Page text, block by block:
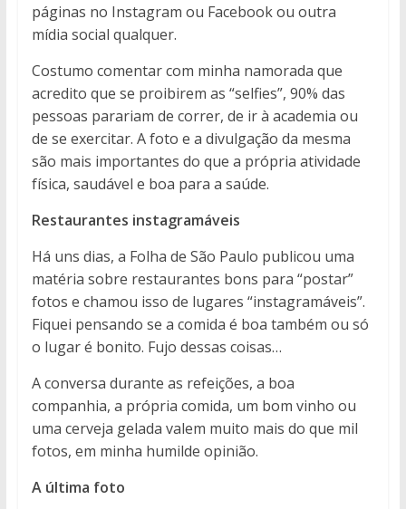
páginas no Instagram ou Facebook ou outra
mídia social qualquer.
Costumo comentar com minha namorada que
acredito que se proibirem as “selfies”, 90% das
pessoas parariam de correr, de ir à academia ou
de se exercitar. A foto e a divulgação da mesma
são mais importantes do que a própria atividade
física, saudável e boa para a saúde.
Restaurantes instagramáveis
Há uns dias, a Folha de São Paulo publicou uma
matéria sobre restaurantes bons para “postar”
fotos e chamou isso de lugares “instagramáveis”.
Fiquei pensando se a comida é boa também ou só
o lugar é bonito. Fujo dessas coisas…
A conversa durante as refeições, a boa
companhia, a própria comida, um bom vinho ou
uma cerveja gelada valem muito mais do que mil
fotos, em minha humilde opinião.
A última foto